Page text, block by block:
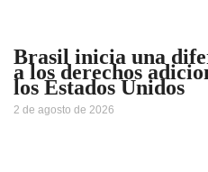
Brasil inicia una
a los derechos
los Estados Unidos
2 de agosto de 2026